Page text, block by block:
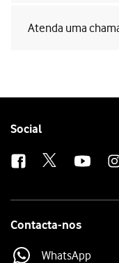
Atenda uma
Follow
Social
Contacta-nos
WhatsApp